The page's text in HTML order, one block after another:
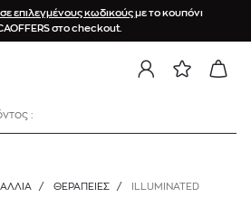
επιλεγμένους κωδικούςμε το κουπόνι
στο checkout.
:
/ ΘΕΡΑΠΕΊΕΣ /
ILLUMINATED